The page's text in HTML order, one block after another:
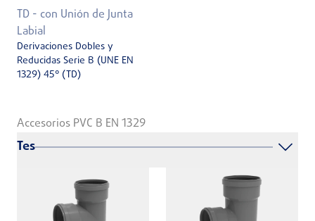
TD - con Unión de Junta
Labial
Derivaciones Dobles y
Reducidas Serie B (UNE EN
1329) 45° (TD)
Accesorios PVC B EN 1329
Tes